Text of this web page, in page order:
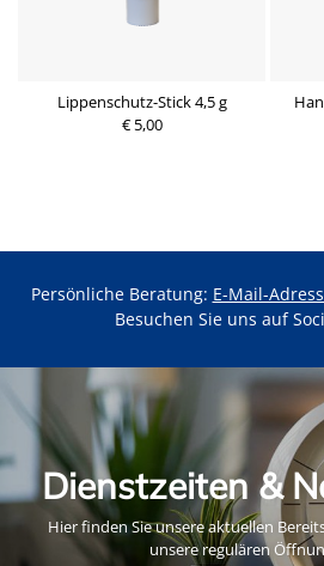
Lippenschutz-Stick 4,5 g
€ 5,00
Persönliche Beratung: E-Mail-
Besuchen Sie uns auf
Dienstzeiten &
Hier finden Sie unsere aktuellen
unsere regulären